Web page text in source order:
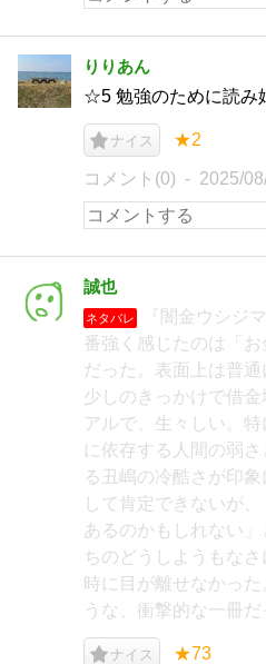
りりあん
☆5 勉強のために読み
ナイス ★2
コメント(0) 2025/
誠也
ネタバレ
『闇金ウシジ
番強く感じたのは「お
だった。表面上は普通
少しのきっかけで借
アルで、生々しい。
に依存する人間の弱さ
る丑嶋の冷酷さが印
して肯定できないが
あるのかもしれない
ちのどうしようもな
時に目が離せなかっ
うな、衝撃的な一冊だ
ナイス ★73